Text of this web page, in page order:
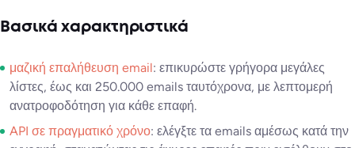
Βασικά χαρακτηριστικά
μαζική επαλήθευση email: επικυρώστε γρήγορα μεγάλες
λίστες, έως και 250.000 emails ταυτόχρονα, με λεπτομερή
ανατροφοδότηση για κάθε επαφή.
API σε πραγματικό χρόνο: ελέγξτε τα emails αμέσως κατά την